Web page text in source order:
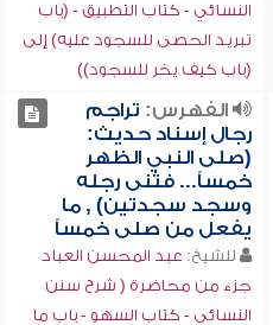
النسائي - كتاب التطبيق - (باب
تبريد الحصى للسجود عليه) إلى
(باب كيف يخر للسجود))
الفهرس: تراجم
رجال إسناد حديث:
(صلى النبي الظهر
خمساً... فثنى رجله
وسجد سجدتين) , ما
يفعل من صلى خمساً
للشيخ: عبد المحسن العباد
جزء من محاضرة ( شرح سنن
النسائي - كتاب السهو - باب ما